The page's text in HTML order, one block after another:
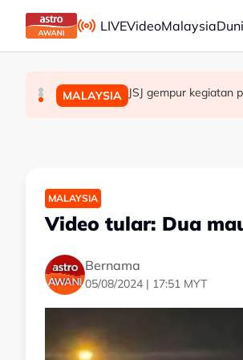
Skip to main content
LIVEVideoMalaysia
MALAYSIA RCI Tabung Haji:
MALAYSIA Isu dadah
MALAYSIA JSJ gempur kegiatan
MALAYSIA
Video tular: Dua
Bernama
05/08/2024 | 17:51 MYT